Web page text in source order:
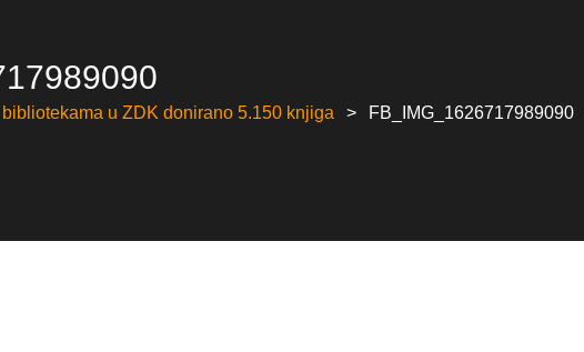
u ZDK donirano 5.150 knjiga FB_IMG_1626717989090